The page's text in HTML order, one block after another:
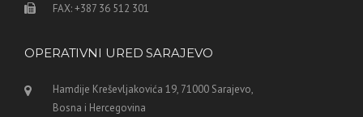
FAX: +387 36 512 301
OPERATIVNI URED SARAJEVO
Hamdije Kreševljakovića 19, 71000 Sarajevo,
Bosna i Hercegovina